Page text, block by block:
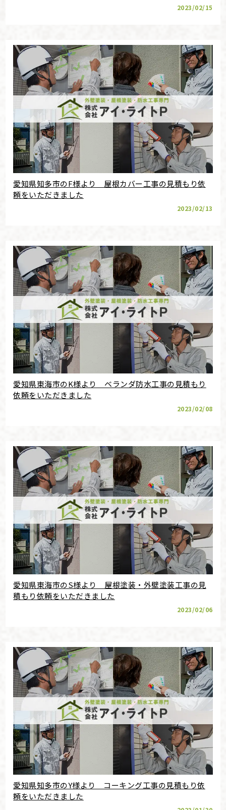
2023/02/15
愛知県知多市のF様より 屋根カバー工事の見積もり依
頼をいただきました
2023/02/13
愛知県東海市のK様より ベランダ防水工事の見積もり
依頼をいただきました
2023/02/08
愛知県東海市のS様より 屋根塗装・外壁塗装工事の見
積もり依頼をいただきました
2023/02/06
愛知県知多市のY様より コーキング工事の見積もり依
頼をいただきました